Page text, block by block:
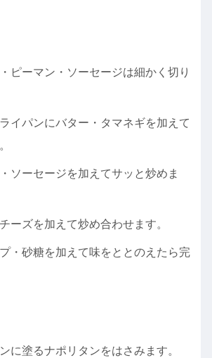
ピーマン・ソーセージは細かく切り
イパンにバター・タマネギを加えて
ソーセージを加えてサッと炒めま
ーズを加えて炒め合わせます。
・砂糖を加えて味をととのえたら完
に塗るナポリタンをはさみます。